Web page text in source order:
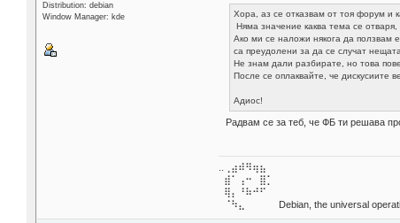
Distribution: debian
Window Manager: kde
Хора, аз се отказвам от тоя форум и
Няма значение каква тема се
Ако ми се наложи някога да ползвам
са преудолени за да се случат нещата.
Не знам дали разбирате, но това
После се оплаквайте, че дискусиите
Адиос!
Радвам се за теб, че ФБ ти решава
..⢀⣴⠾⠻⢶⣦⠀
⣾⠁⢠⠒⠀⣿⡁
⢿⡄⠘⠷⠚⠋
⠈⠳⣄⠀⠀⠀⠀ Debian, the universal